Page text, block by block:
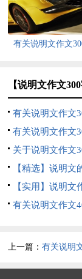
有关说明文作文
【说明文作文
有关说明文作文
篇有关说明文作文
篇关于说明文作文
【精选】说明文
篇 【实用】说明文
集十篇
有关说明文作文
上一篇：有关说明